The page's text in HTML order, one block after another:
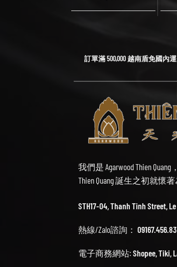
訂單滿 500,000 越南盾免國內
我們是 Agarwood Thien
Thien Quang 誕生之初就懷
STH17-04, Thanh Tinh Street,
熱線/Zalo諮詢： 09167.456.83
電子商務網站: Shopee, Tiki